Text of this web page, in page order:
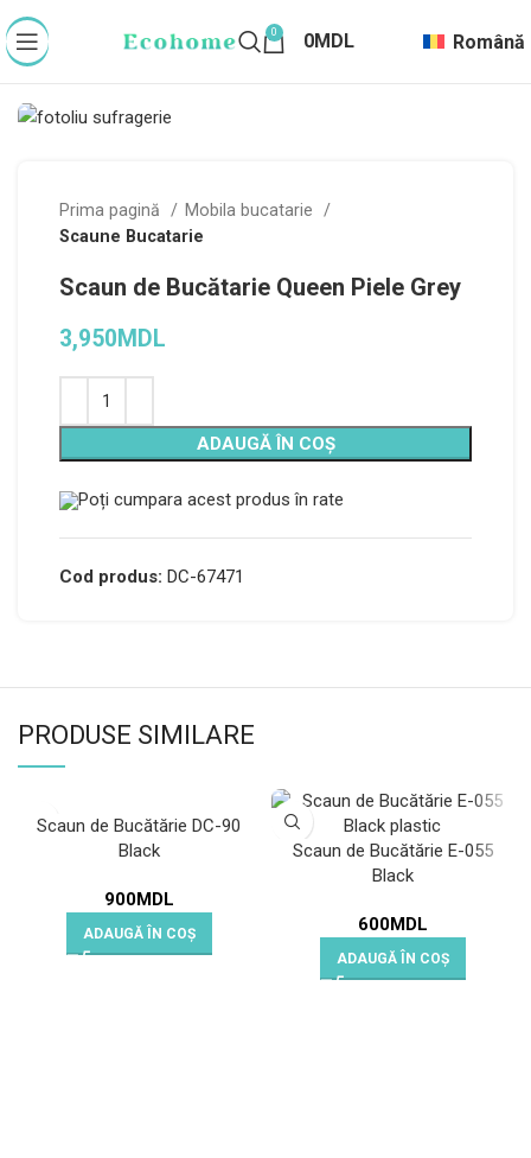
0 0MDL Română
Prima pagină
Mobila bucatarie
Scaune Bucatarie
Scaun de Bucătarie Queen Piele Grey
3,950MDL
ADAUGĂ ÎN COȘ
Poți cumpara acest produs în rate
Cod produs: DC-67471
PRODUSE SIMILARE
Scaun de Bucătărie DC-90
Black
900MDL
ADAUGĂ ÎN COȘ
Scaun de Bucătărie E-055
Black
600MDL
ADAUGĂ ÎN COȘ